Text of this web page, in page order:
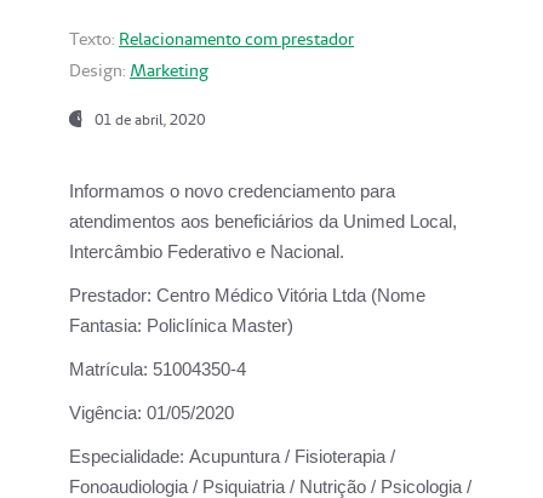
Texto: Relacionamento com prestador
Design: Marketing
01 de abril, 2020
Informamos o novo credenciamento para
atendimentos aos beneficiários da Unimed Local,
Intercâmbio Federativo e Nacional.
Prestador: Centro Médico Vitória Ltda (Nome
Fantasia: Policlínica Master)
Matrícula: 51004350-4
Vigência: 01/05/2020
Especialidade: Acupuntura / Fisioterapia /
Fonoaudiologia / Psiquiatria / Nutrição / Psicologia /